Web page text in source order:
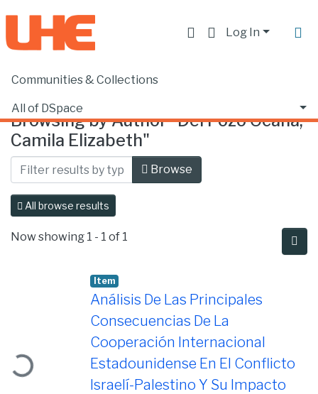
Log In
Communities & Collections
All of DSpace
Home Browse by Author
Browsing by Author "Del Pozo Ocaña,
Camila Elizabeth"
Browse
All browse results
Now showing 1 - 1 of 1
Item
Análisis De Las Principales
Consecuencias De La
Cooperación Internacional
Estadounidense En El Conflicto
Israelí-Palestino Y Su Impacto